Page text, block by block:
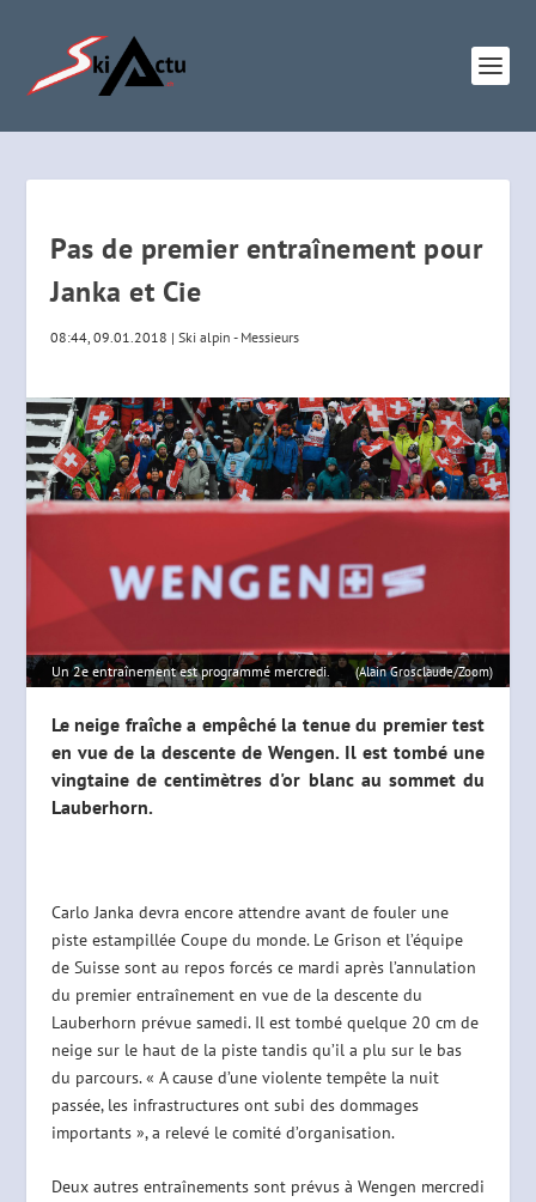
Pas de premier entraînement pour
Janka et Cie
08:44, 09.01.2018 |Ski alpin - Messieurs
Un 2e entraînement est programmé mercredi. (Alain Grosclaude/Zoom)
Le neige fraîche a empêché la tenue du premier test
en vue de la descente de Wengen. Il est tombé une
vingtaine de centimètres d'or blanc au sommet du
Lauberhorn.
Carlo Janka devra encore attendre avant de fouler une
piste estampillée Coupe du monde. Le Grison et l’équipe
de Suisse sont au repos forcés ce mardi après l’annulation
du premier entraînement en vue de la descente du
Lauberhorn prévue samedi. Il est tombé quelque 20 cm de
neige sur le haut de la piste tandis qu’il a plu sur le bas
du parcours. « A cause d’une violente tempête la nuit
passée, les infrastructures ont subi des dommages
importants », a relevé le comité d’organisation.
Deux autres entraînements sont prévus à Wengen mercredi